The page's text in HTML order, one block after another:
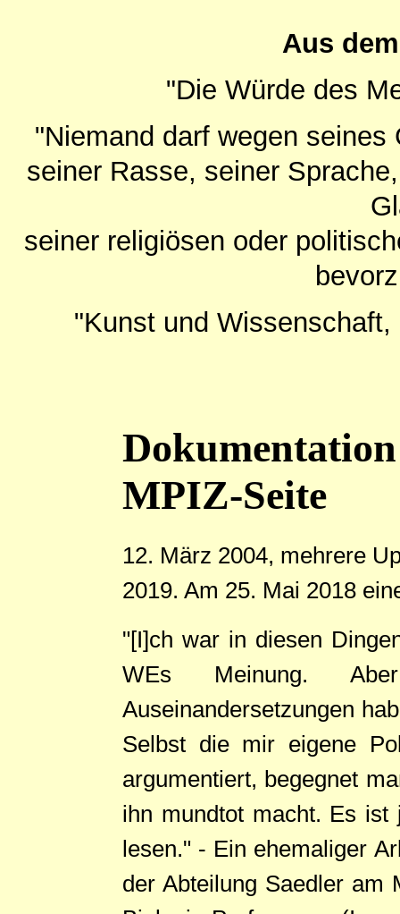
Aus
"Die Würde des
"Niemand darf wegen
seiner Rasse, seiner
seiner religiösen oder
"Kunst und
MPIZ-Seite
12. März 2004, mehrere
2019. Am 25. Mai 2018
"[I]ch war in diesen
WEs Meinung.
Auseinandersetzungen
Selbst die mir eigene
argumentiert, begegnet
ihn mundtot macht. Es ist
lesen." - Ein ehemaliger
der Abteilung Saedler am